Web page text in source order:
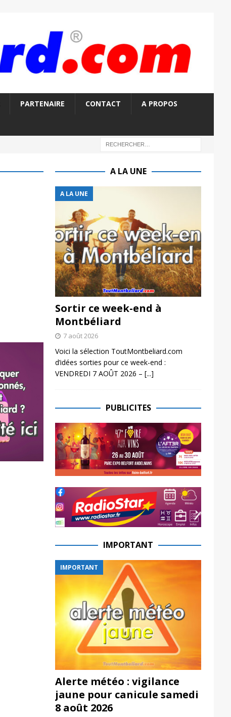
PARTENAIRE CONTACT A PROPOS
A LA UNE
A LA UNE
Sortir ce week-end à
Montbéliard
7 août 2026
Voici la sélection ToutMontbeliard.com
d’idées sorties pour ce week-end :
VENDREDI 7 AOÛT 2026 – [...]
PUBLICITES
IMPORTANT
IMPORTANT
Alerte météo : vigilance
jaune pour canicule samedi
8 août 2026